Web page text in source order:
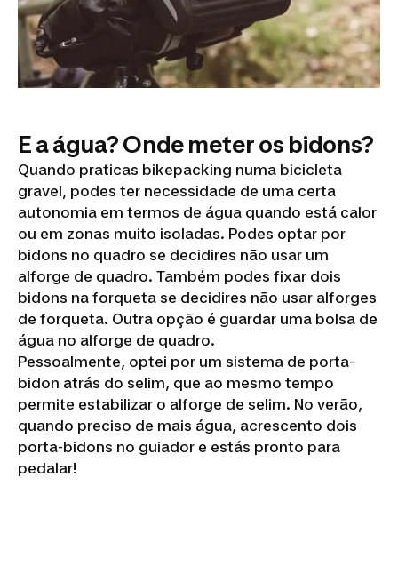
E a água? Onde meter os bidons?
Quando praticas bikepacking numa bicicleta
gravel, podes ter necessidade de uma certa
autonomia em termos de água quando está calor
ou em zonas muito isoladas. Podes optar por
bidons no quadro se decidires não usar um
alforge de quadro. Também podes fixar dois
bidons na forqueta se decidires não usar alforges
de forqueta. Outra opção é guardar uma bolsa de
água no alforge de quadro.
Pessoalmente, optei por um sistema de porta-
bidon atrás do selim, que ao mesmo tempo
permite estabilizar o alforge de selim. No verão,
quando preciso de mais água, acrescento dois
porta-bidons no guiador e estás pronto para
pedalar!